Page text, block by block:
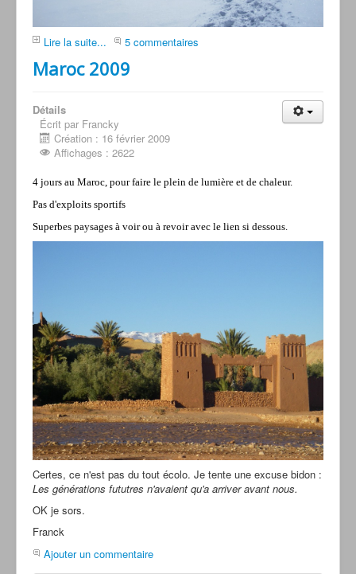
Lire la suite... 5 commentaires
Maroc 2009
Détails
Écrit par Francky
Création : 16 février 2009
Affichages : 2622
4 jours au Maroc, pour faire le plein de lumière et de chaleur.
Pas d'exploits sportifs
Superbes paysages à voir ou à revoir avec le lien si dessous.
Certes, ce n'est pas du tout écolo. Je tente une excuse bidon :
Les générations fututres n'avaient qu'a arriver avant nous.
OK je sors.
Franck
Ajouter un commentaire